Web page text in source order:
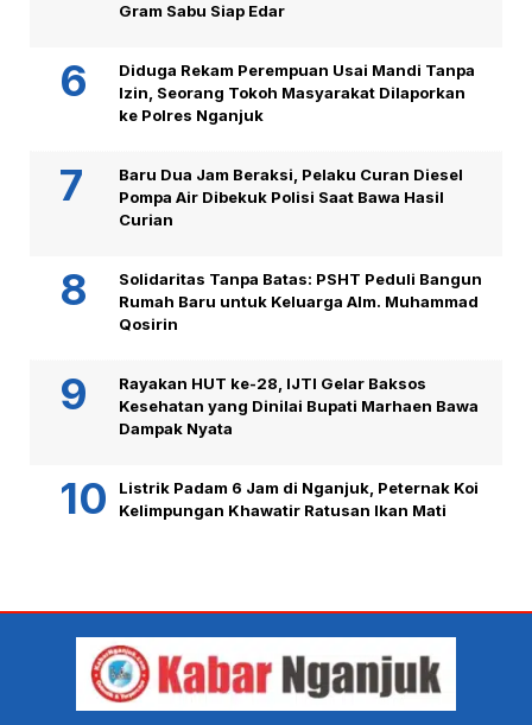
Gram Sabu Siap Edar
Diduga Rekam Perempuan Usai Mandi Tanpa
Izin, Seorang Tokoh Masyarakat Dilaporkan
ke Polres Nganjuk
Baru Dua Jam Beraksi, Pelaku Curan Diesel
Pompa Air Dibekuk Polisi Saat Bawa Hasil
Curian
Solidaritas Tanpa Batas: PSHT Peduli Bangun
Rumah Baru untuk Keluarga Alm. Muhammad
Qosirin
Rayakan HUT ke-28, IJTI Gelar Baksos
Kesehatan yang Dinilai Bupati Marhaen Bawa
Dampak Nyata
Listrik Padam 6 Jam di Nganjuk, Peternak Koi
Kelimpungan Khawatir Ratusan Ikan Mati